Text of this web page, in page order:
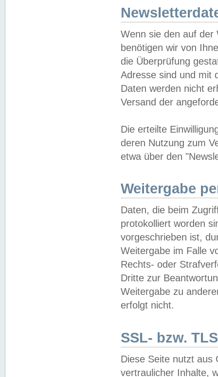
Wenn sie den auf der
benötigen wir von
die Überprüfung
Adresse sind und mit
Daten werden nicht
Versand der
Die erteilte
deren Nutzung zum
etwa über den
Weitergabe
Daten, die beim
protokolliert worden
vorgeschrieben ist,
Weitergabe im Falle
Rechts- oder
Dritte zur
Weitergabe zu
erfolgt nicht.
SSL- bzw.
Diese Seite nutzt aus
vertraulicher Inhalte,